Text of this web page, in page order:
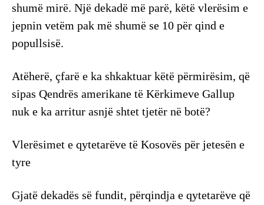
shumë mirë. Një dekadë më parë, këtë vlerësim e
jepnin vetëm pak më shumë se 10 për qind e
popullsisë.
Atëherë, çfarë e ka shkaktuar këtë përmirësim, që
sipas Qendrës amerikane të Kërkimeve Gallup
nuk e ka arritur asnjë shtet tjetër në botë?
Vlerësimet e qytetarëve të Kosovës për jetesën e
tyre
Gjatë dekadës së fundit, përqindja e qytetarëve që